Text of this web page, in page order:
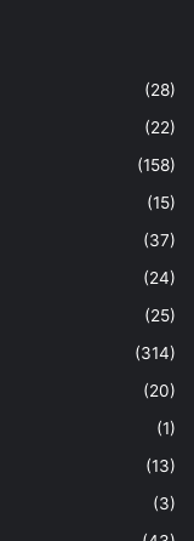
(28)
(22)
(158)
(15)
(37)
(24)
(25)
(314)
(20)
(1)
(13)
(3)